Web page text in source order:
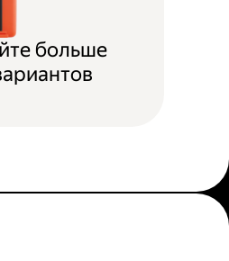
больше